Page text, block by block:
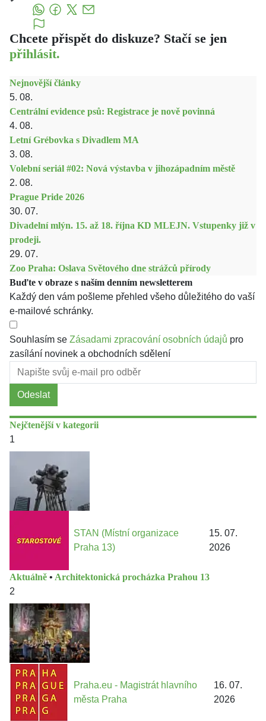
Chcete přispět do diskuze? Stačí se jen
přihlásit.
Nejnovější články
5. 08.
Centrální evidence psů: Registrace je nově povinná
4. 08.
Letní Grébovka s Divadlem MA
3. 08.
Volební seriál #02: Nová výstavba v jihozápadním městě
2. 08.
Prague Pride 2026
30. 07.
Divadelní mlýn. 15. až 18. října KD MLEJN. Vstupenky již v
prodeji.
29. 07.
Zoo Praha: Oslava Světového dne strážců přírody
Buďte v obraze s naším denním newsletterem
Každý den vám pošleme přehled všeho důležitého do vaší
e-mailové schránky.
Souhlasím se Zásadami zpracování osobních údajů pro
zasílání novinek a obchodních sdělení
Odeslat
Nejčtenější v kategorii
1
STAN (Místní organizace
Praha 13)
15. 07.
2026
Aktuálně • Architektonická procházka Prahou 13
2
Praha.eu - Magistrát hlavního
města Praha
16. 07.
2026